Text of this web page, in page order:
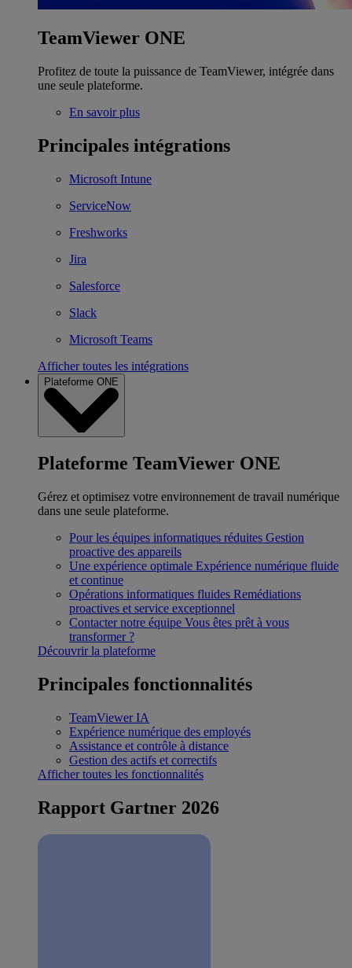
TeamViewer ONE
Profitez de toute la puissance de TeamViewer, intégrée dans
une seule plateforme.
En savoir plus
Principales intégrations
Microsoft Intune
ServiceNow
Freshworks
Jira
Salesforce
Slack
Microsoft Teams
Afficher toutes les intégrations
Plateforme ONE
Plateforme TeamViewer ONE
Gérez et optimisez votre environnement de travail numérique
dans une seule plateforme.
Pour les équipes informatiques réduites Gestion
proactive des appareils
Une expérience optimale Expérience numérique fluide
et continue
Opérations informatiques fluides Remédiations
proactives et service exceptionnel
Contacter notre équipe Vous êtes prêt à vous
transformer ?
Découvrir la plateforme
Principales fonctionnalités
TeamViewer IA
Expérience numérique des employés
Assistance et contrôle à distance
Gestion des actifs et correctifs
Afficher toutes les fonctionnalités
Rapport Gartner 2026